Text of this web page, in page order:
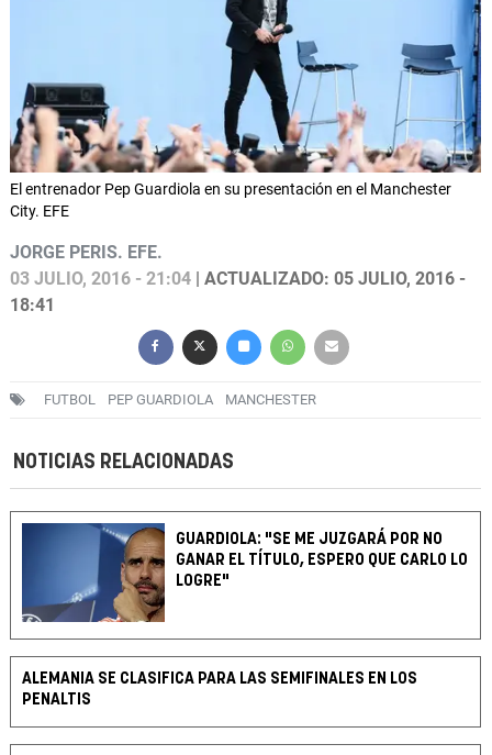
El entrenador Pep Guardiola en su presentación en el Manchester
City. EFE
JORGE PERIS. EFE.
03 JULIO, 2016 - 21:04 | ACTUALIZADO: 05 JULIO, 2016 -
18:41
FUTBOL PEP GUARDIOLA MANCHESTER
NOTICIAS RELACIONADAS
GUARDIOLA: "SE ME JUZGARÁ POR NO
GANAR EL TÍTULO, ESPERO QUE CARLO LO
LOGRE"
ALEMANIA SE CLASIFICA PARA LAS SEMIFINALES EN LOS
PENALTIS